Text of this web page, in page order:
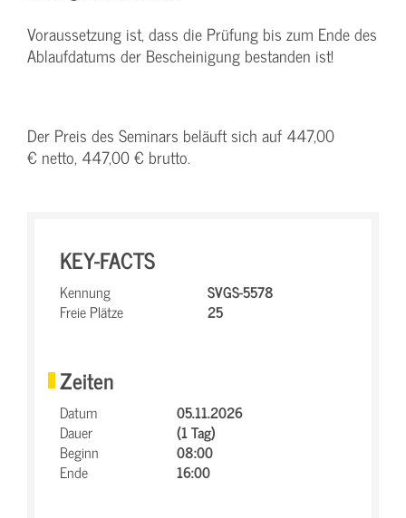
Voraussetzung ist, dass die Prüfung bis zum Ende des
Ablaufdatums der Bescheinigung bestanden ist!
Der Preis des Seminars beläuft sich auf 447,00
€ netto, 447,00 € brutto.
KEY-FACTS
Kennung
SVGS-5578
Freie Plätze
25
Zeiten
Datum
05.11.2026
Dauer
(1 Tag)
Beginn
08:00
Ende
16:00